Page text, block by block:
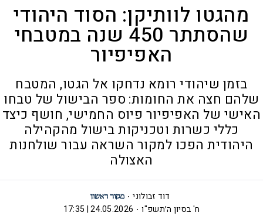
מהגטו לוותיקן: הסוד היהודי
שהסתתר 450 שנה במטבחי
האפיפיור
בזמן שיהודי רומא נדחקו אל הגטו, המטבח
שלהם חצה את החומות: ספר הבישול של טבחו
האישי של האפיפיור פיוס החמישי, חושף כיצד
כללי כשרות וטכניקות בישול מהקהילה
היהודית הפכו למקור השראה עבור שולחנות
האצולה
דוד זבולוני
ח' בסיון ה׳תשפ"ו
24.05.2026 | 17:35